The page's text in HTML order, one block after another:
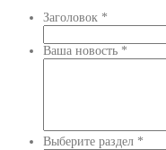
Заголовок *
Ваша новость *
Выберите раздел *